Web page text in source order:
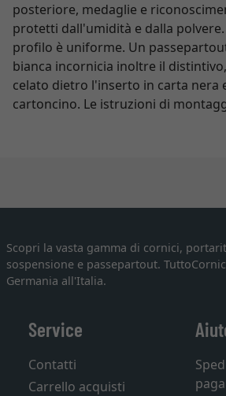
posteriore, medaglie e
protetti dall'umidità e dalla
profilo è uniforme. Un
bianca incornicia inoltre il
celato dietro l'inserto in carta nera
cartoncino. Le istruzioni di
Scopri la vasta gamma di cornici,
sospensione e passepartout.
Germania all'Italia.
Service
Contatti
Carrello acquisti